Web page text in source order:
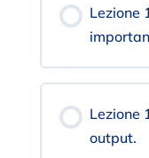
Lezione
Lezione
output.